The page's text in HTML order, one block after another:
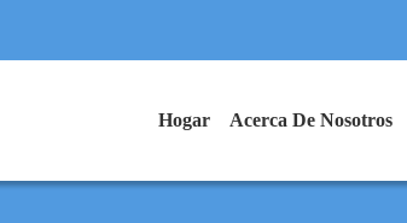
Hogar Acerca De Nosotros